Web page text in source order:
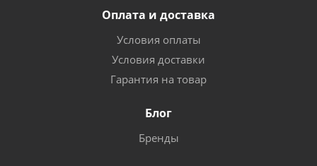
Оплата и доставка
Условия оплаты
Условия доставки
Гарантия на товар
Блог
Бренды